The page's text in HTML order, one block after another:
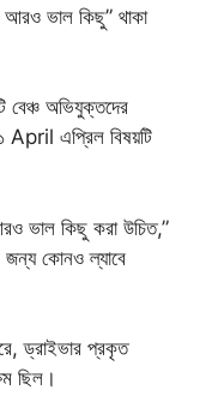
আরও ভাল কিছু” থাকা
বেঞ্চ অভিযুক্তদের
April এপ্রিল বিষয়টি
ভাল কিছু করা উচিত,”
জন্য কোনও ল্যাবে
ড্রাইভার প্রকৃত
ছিল।